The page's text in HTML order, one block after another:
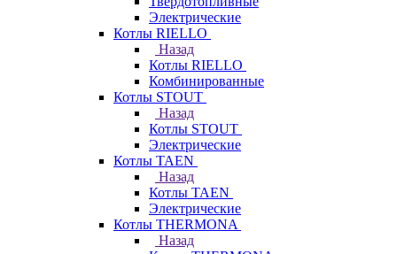
Электрические
Котлы RIELLO
Назад
Котлы RIELLO
Комбинированные
Котлы STOUT
Назад
Котлы STOUT
Электрические
Котлы TAEN
Назад
Котлы TAEN
Электрические
Котлы THERMONA
Назад